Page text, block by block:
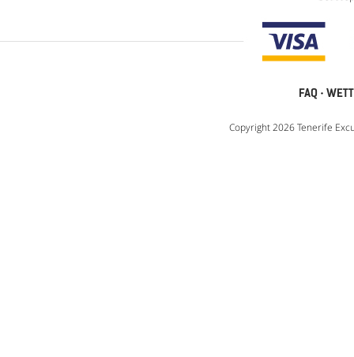
FAQ ·
Copyright 2026 Tenerife